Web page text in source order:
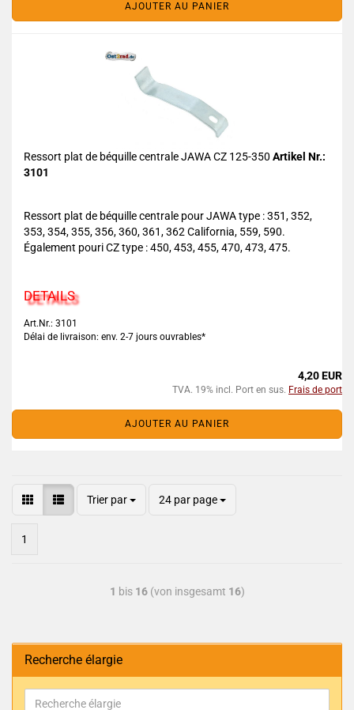
AJOUTER AU PANIER
Ressort plat de béquille centrale JAWA CZ 125-350 Artikel Nr.:
3101
Ressort plat de béquille centrale pour JAWA type : 351, 352,
353, 354, 355, 356, 360, 361, 362 California, 559, 590.
Également pouri CZ type : 450, 453, 455, 470, 473, 475.
DETAILS
Art.Nr.: 3101
Délai de livraison: env. 2-7 jours ouvrables*
4,20 EUR
TVA. 19% incl. Port en sus. Frais de port
AJOUTER AU PANIER
Trier par 24 par page
1
1 bis 16(von insgesamt 16)
Recherche élargie